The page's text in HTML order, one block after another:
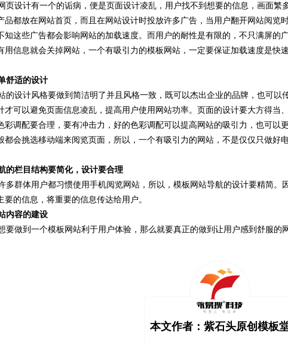
设计有一个的诟病，便是页面设计凌乱，用户找不到想要的信息，画面繁
品都放在网站首页，而且在网站设计时投放许多广告，当用户翻开网站阅览
知这些广告都会影响网站的加载速度。而用户的耐性是有限的，不只满屏的
用信息就会关掉网站，一个有吸引力的模板网站，一定要保证加载速度是快
舒适的设计
设计风格要做到简洁明了并且风格一致，既可以杰出企业的品牌，也可以
才可以避免页面信息凌乱，提高用户使用网站功率。页面的设计要大方得当
彩调配要合理，要有冲击力，好的色彩调配可以提高网站的吸引力，也可以
都会挑选移动端来阅览页面，所以，一个有吸引力的网站，不是仅仅只做好
的栏目结构要简化，设计要合理
群体用户都习惯使用手机阅览网站，所以，模板网站导航的设计要精简。
要的信息，将重要的信息传达给用户。
内容的建设
做到一个模板网站利于用户体验，那么就要真正的做到让用户感到舒服的
本文作者：紫石头原创模板